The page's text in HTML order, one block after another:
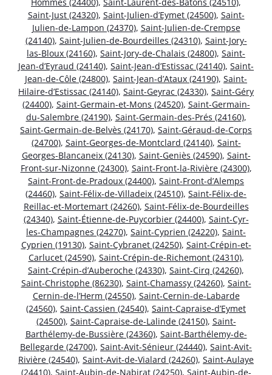
Saint-Just (24320), Saint-Julien-d’Eymet (24500), Saint-
Julien-de-Lampon (24370), Saint-Julien-de-Crempse
(24140), Saint-Julien-de-Bourdeilles (24310), Saint-Jory-
las-Bloux (24160), Saint-Jory-de-Chalais (24800), Saint-
Jean-d’Eyraud (24140), Saint-Jean-d’Estissac (24140), Saint-
Jean-de-Côle (24800), Saint-Jean-d’Ataux (24190), Saint-
Hilaire-d’Estissac (24140), Saint-Geyrac (24330), Saint-Géry
(24400), Saint-Germain-et-Mons (24520), Saint-Germain-
du-Salembre (24190), Saint-Germain-des-Prés (24160),
Saint-Germain-de-Belvès (24170), Saint-Géraud-de-Corps
(24700), Saint-Georges-de-Montclard (24140), Saint-
Georges-Blancaneix (24130), Saint-Geniès (24590), Saint-
Front-sur-Nizonne (24300), Saint-Front-la-Rivière (24300),
Saint-Front-de-Pradoux (24400), Saint-Front-d’Alemps
(24460), Saint-Félix-de-Villadeix (24510), Saint-Félix-de-
Reillac-et-Mortemart (24260), Saint-Félix-de-Bourdeilles
(24340), Saint-Étienne-de-Puycorbier (24400), Saint-Cyr-
les-Champagnes (24270), Saint-Cyprien (24220), Saint-
Cyprien (19130), Saint-Cybranet (24250), Saint-Crépin-et-
Carlucet (24590), Saint-Crépin-de-Richemont (24310),
Saint-Crépin-d’Auberoche (24330), Saint-Cirq (24260),
Saint-Christophe (86230), Saint-Chamassy (24260), Saint-
Cernin-de-l’Herm (24550), Saint-Cernin-de-Labarde
(24560), Saint-Cassien (24540), Saint-Capraise-d’Eymet
(24500), Saint-Capraise-de-Lalinde (24150), Saint-
Barthélemy-de-Bussière (24360), Saint-Barthélemy-de-
Bellegarde (24700), Saint-Avit-Sénieur (24440), Saint-Avit-
Rivière (24540), Saint-Avit-de-Vialard (24260), Saint-Aulaye
(24410), Saint-Aubin-de-Nabirat (24250), Saint-Aubin-de-